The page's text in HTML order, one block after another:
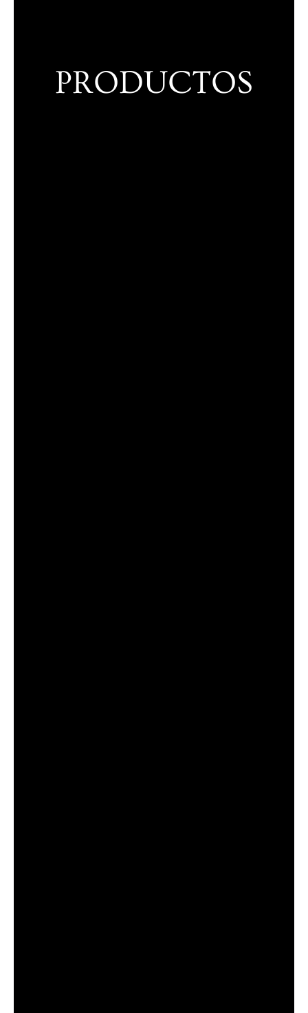
PRODUCTOS